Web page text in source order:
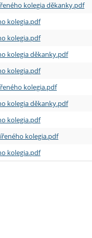
kolegia děkanky.pdf
kolegia.pdf
kolegia.pdf
kolegia děkanky.pdf
kolegia.pdf
kolegia.pdf
kolegia děkanky.pdf
kolegia.pdf
kolegia.pdf
kolegia.pdf